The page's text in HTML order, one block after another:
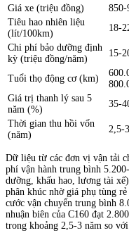
Giá xe (triệu đồng)
850-
Tiêu hao nhiên liệu
(lít/100km)
18-
Chi phí bảo dưỡng định
kỳ (triệu đồng/năm)
15-
Tuổi thọ động cơ (km)
Giá trị thanh lý sau 5
năm (%)
35-
Thời gian thu hồi vốn
(năm)
2,5-3
Dữ liệu từ các đơn vị vận tải
phí vận hành trung bình
dưỡng, khấu hao, lương tài
phân khúc nhờ giá phụ tùng
cước vận chuyển trung bình
nhuận biên của C160 đạt
trong khoảng 2,5-3 năm so